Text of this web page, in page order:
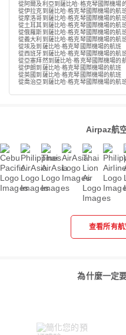
從阿爾及利亞到薩比哈·格克琴國際機場
從伊拉克到薩比哈·格克琴國際機場的航
從摩洛哥到薩比哈·格克琴國際機場的航
從土耳其到薩比哈·格克琴國際機場的航
從俄羅斯到薩比哈·格克琴國際機場的航
從義大利到薩比哈·格克琴國際機場的航
從埃及到薩比哈·格克琴國際機場的航班
從西班牙到薩比哈·格克琴國際機場的航
從亞塞拜然到薩比哈·格克琴國際機場的
從伊朗到薩比哈·格克琴國際機場的航班
從英國到薩比哈·格克琴國際機場的航班
從喬治亞到薩比哈·格克琴國際機場的航
Airpaz航
查看所有
為什麼一定